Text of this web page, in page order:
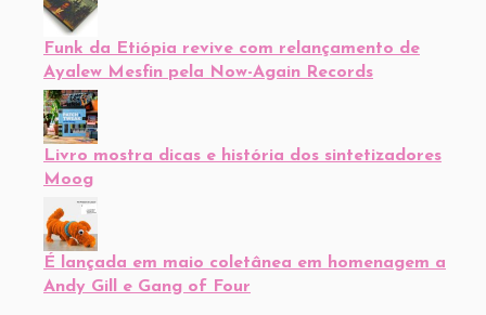
Funk da Etiópia revive com relançamento de
Ayalew Mesfin pela Now-Again Records
Livro mostra dicas e história dos sintetizadores
Moog
É lançada em maio coletânea em homenagem a
Andy Gill e Gang of Four